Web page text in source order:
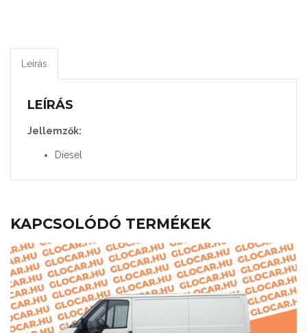
Leírás
LEÍRÁS
Jellemzők:
Diesel
KAPCSOLÓDÓ TERMÉKEK